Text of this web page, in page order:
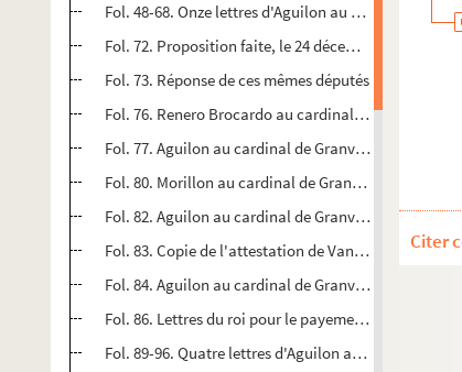
Fol. 48-68. Onze lettres d'Aguilon au cardinal de
Fol. 72. Proposition faite, le 24 décembre 1566, par
Fol. 73. Réponse de ces mêmes députés
Fol. 76. Renero Brocardo au cardinal de Granvelle.
Fol. 77. Aguilon au cardinal de Granvelle. Bruxelles,
Fol. 80. Morillon au cardinal de Granvelle. Plusieurs
Fol. 82. Aguilon au cardinal de Granvelle. Bruxelles,
Fol. 83. Copie de l'attestation de Van der Aa
Fol. 84. Aguilon au cardinal de Granvelle. Bruxelles,
Fol. 86. Lettres du roi pour le payement des
Fol. 89-96. Quatre lettres d'Aguilon au cardinal de
Citer